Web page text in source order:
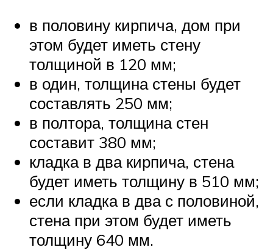
в половину кирпича, дом при
этом будет иметь стену
толщиной в 120 мм;
в один, толщина стены будет
составлять 250 мм;
в полтора, толщина стен
составит 380 мм;
кладка в два кирпича, стена
будет иметь толщину в 510 мм;
если кладка в два с половиной,
стена при этом будет иметь
толщину 640 мм.